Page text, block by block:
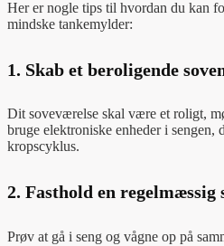
Her er nogle tips til hvordan du kan
mindske tankemylder:
1. Skab et beroligende
Dit soveværelse skal være et roligt,
bruge elektroniske enheder i sengen,
kropscyklus.
2. Fasthold en regelmæssig
Prøv at gå i seng og vågne op på